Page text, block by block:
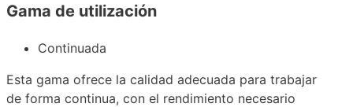
Gama de utilización
Continuada
Esta gama ofrece la calidad adecuada para trabajar
de forma continua, con el rendimiento necesario